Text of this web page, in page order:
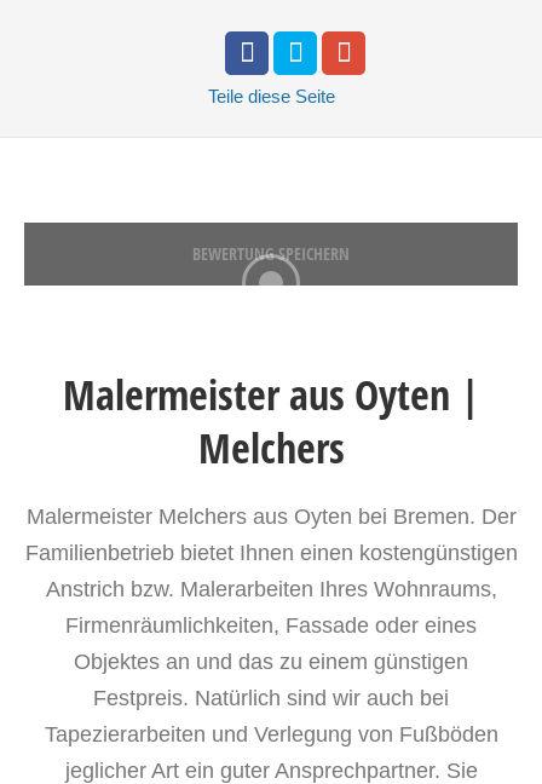
Teile diese Seite
BEWERTUNG SPEICHERN
Malermeister aus Oyten |
Melchers
Malermeister Melchers aus Oyten bei Bremen. Der
Familienbetrieb bietet Ihnen einen kostengünstigen
Anstrich bzw. Malerarbeiten Ihres Wohnraums,
Firmenräumlichkeiten, Fassade oder eines
Objektes an und das zu einem günstigen
Festpreis. Natürlich sind wir auch bei
Tapezierarbeiten und Verlegung von Fußböden
jeglicher Art ein guter Ansprechpartner. Sie